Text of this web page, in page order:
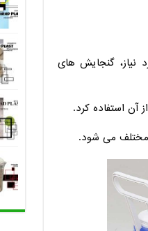
گنجایش های
آن استفاده کرد.
می شود.